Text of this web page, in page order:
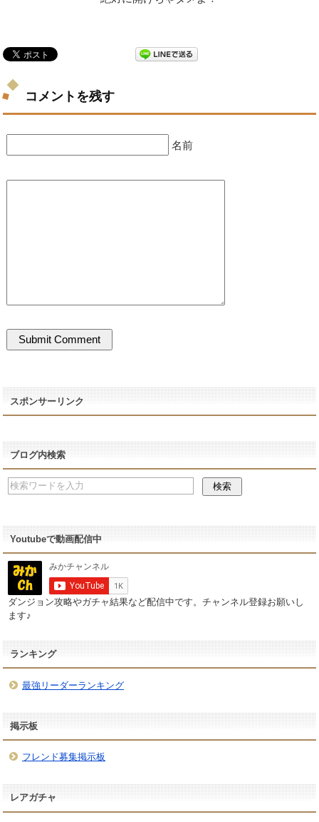
コメントを残す
名前
スポンサーリンク
ブログ内検索
Youtubeで動画配信中
ダンジョン攻略やガチャ結果など配信中です。チャンネル登録お願いし
ます♪
ランキング
最強リーダーランキング
掲示板
フレンド募集掲示板
レアガチャ